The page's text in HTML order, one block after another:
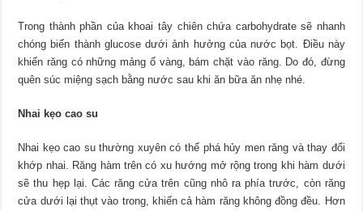
Trong thành phần của khoai tây chiên chứa carbohydrate sẽ nhanh
chóng biến thành glucose dưới ảnh hưởng của nước bọt. Điều này
khiến răng có những mảng ố vàng, bám chặt vào răng. Do đó, đừng
quên súc miệng sạch bằng nước sau khi ăn bữa ăn nhẹ nhé.
Nhai kẹo cao su
Nhai kẹo cao su thường xuyên có thể phá hủy men răng và thay đổi
khớp nhai. Răng hàm trên có xu hướng mở rộng trong khi hàm dưới
sẽ thu hẹp lại. Các răng cửa trên cũng nhô ra phía trước, còn răng
cửa dưới lại thụt vào trong, khiến cả hàm răng không đồng đều. Hơn